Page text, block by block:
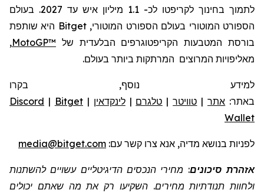
לתמוך בחינוך לקריפטו לכ- 1.1 מיליון איש עד 2027.
בעולם
הספורט המוטורי בעולם הספורט המוטורי, Bitget היא שותפת
בורסת המטבעות הקריפטוגרפים הבלעדית של MotoGP™
,
מאליפויות המרוצים המרתקות ביותר בעולם.
למידע נוסף, בקרו
באתר: אתר| טוויטר| טלגרם |לינקדאין |
Discord | Bitget
Wallet
לפניות בנושא מדיה, אנא צרו קשר עם: media@bitget.com
אזהרת סיכונים: מחירי הנכסים הדיגיטליים עשויים להשתנות
ולחוות תנודתיות מחירים. השקיעו רק את מה שאתם יכולים